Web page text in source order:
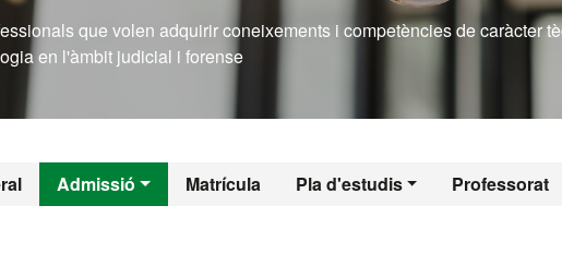
que volen adquirir coneixements i competències de caràcter
en l'àmbit judicial i forense
Admissió Matrícula Pla d'estudis Professorat
Oficial - Psicologia